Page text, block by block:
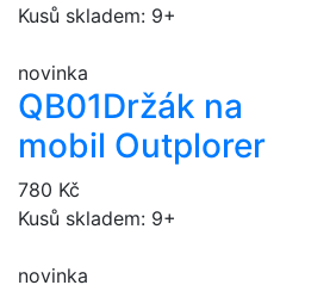
Kusů skladem: 9+
novinka
QB01Držák na
mobil Outplorer
780 Kč
Kusů skladem: 9+
novinka